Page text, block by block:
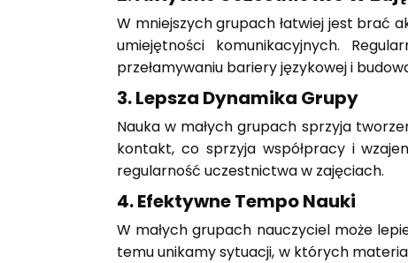
W mniejszych grupach łatwiej jest brać
umiejętności komunikacyjnych.
przełamywaniu bariery językowej i
3.Lepsza Dynamika Grupy
Nauka w małych grupach sprzyja
kontakt, co sprzyja współpracy i
regularność uczestnictwa w zajęciach.
4.Efektywne Tempo Nauki
W małych grupach nauczyciel może
temu unikamy sytuacji, w których